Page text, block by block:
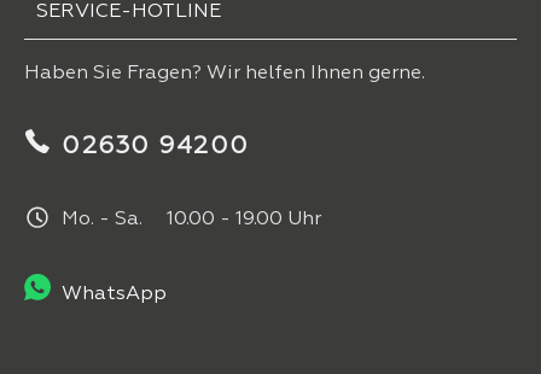
SERVICE-HOTLINE
Haben Sie Fragen? Wir helfen Ihnen gerne.
02630 94200
Mo. - Sa. 10.00 - 19.00 Uhr
WhatsApp